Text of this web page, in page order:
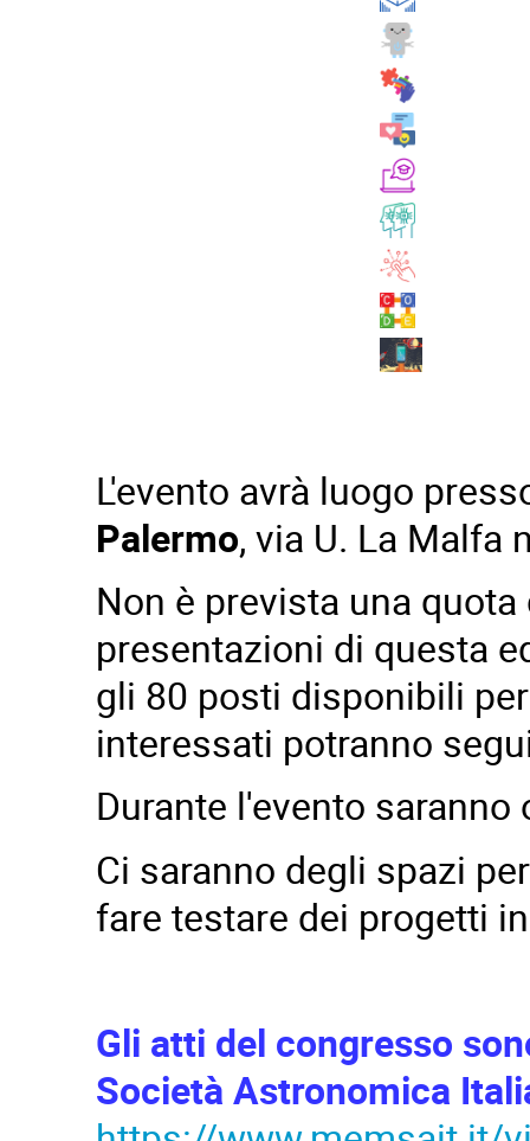
L'evento avrà luogo
Palermo, via U. La Malfa
Non è prevista una
presentazioni di questa
gli 80 posti disponibili
interessati potranno
Durante l'evento
Ci saranno degli spazi
fare testare dei progetti
Gli atti del congresso
Società Astronomica